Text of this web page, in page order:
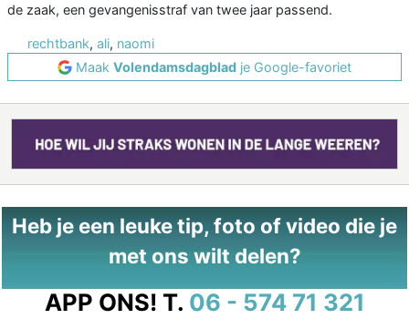
de zaak, een gevangenisstraf van twee jaar passend.
rechtbank, ali, naomi
Maak Volendamsdagblad je Google-favoriet
Heb je een leuke tip, foto of video die je
met ons wilt delen?
APP ONS! T. 06 - 574 71 321